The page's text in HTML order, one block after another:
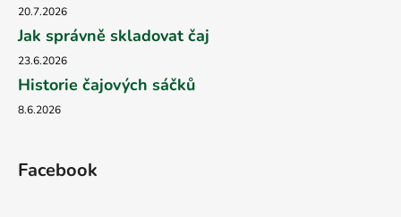
20.7.2026
Jak správně skladovat čaj
23.6.2026
Historie čajových sáčků
8.6.2026
Facebook